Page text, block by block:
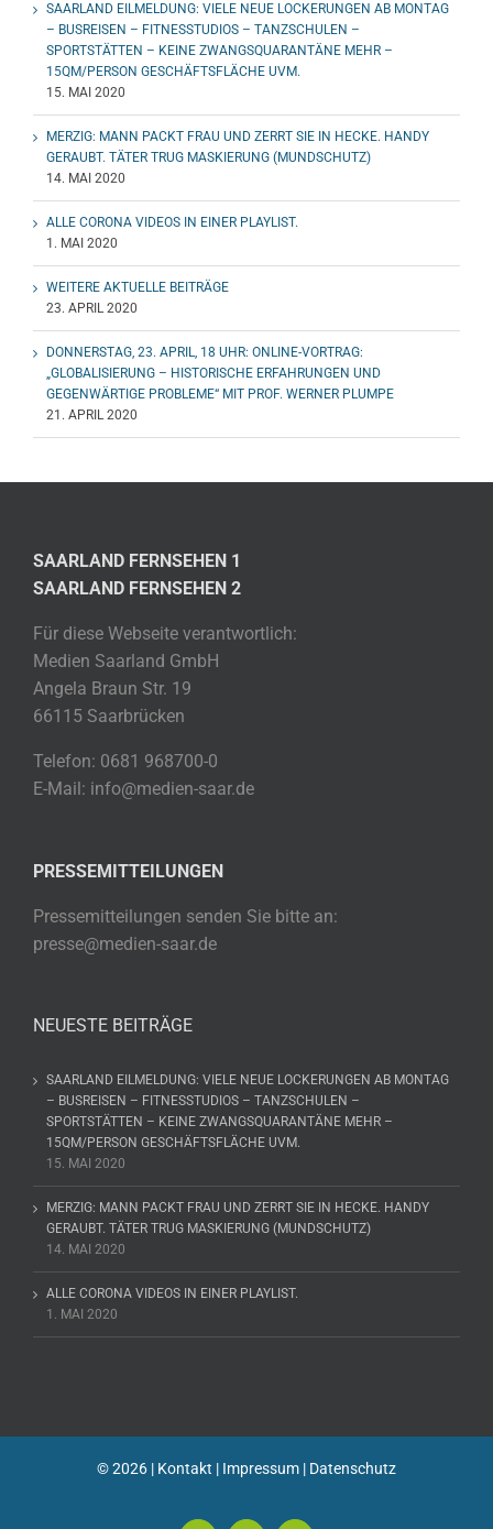
SAARLAND EILMELDUNG: VIELE NEUE LOCKERUNGEN AB MONTAG
– BUSREISEN – FITNESSTUDIOS – TANZSCHULEN –
SPORTSTÄTTEN – KEINE ZWANGSQUARANTÄNE MEHR –
15QM/PERSON GESCHÄFTSFLÄCHE UVM.
15. MAI 2020
MERZIG: MANN PACKT FRAU UND ZERRT SIE IN HECKE. HANDY
GERAUBT. TÄTER TRUG MASKIERUNG (MUNDSCHUTZ)
14. MAI 2020
ALLE CORONA VIDEOS IN EINER PLAYLIST.
1. MAI 2020
WEITERE AKTUELLE BEITRÄGE
23. APRIL 2020
DONNERSTAG, 23. APRIL, 18 UHR: ONLINE-VORTRAG:
„GLOBALISIERUNG – HISTORISCHE ERFAHRUNGEN UND
GEGENWÄRTIGE PROBLEME“ MIT PROF. WERNER PLUMPE
21. APRIL 2020
SAARLAND FERNSEHEN 1
SAARLAND FERNSEHEN 2
Für diese Webseite verantwortlich:
Medien Saarland GmbH
Angela Braun Str. 19
66115 Saarbrücken
Telefon: 0681 968700-0
E-Mail: info@medien-saar.de
PRESSEMITTEILUNGEN
Pressemitteilungen senden Sie bitte an:
presse@medien-saar.de
NEUESTE BEITRÄGE
SAARLAND EILMELDUNG: VIELE NEUE LOCKERUNGEN AB MONTAG
– BUSREISEN – FITNESSTUDIOS – TANZSCHULEN –
SPORTSTÄTTEN – KEINE ZWANGSQUARANTÄNE MEHR –
15QM/PERSON GESCHÄFTSFLÄCHE UVM.
15. MAI 2020
MERZIG: MANN PACKT FRAU UND ZERRT SIE IN HECKE. HANDY
GERAUBT. TÄTER TRUG MASKIERUNG (MUNDSCHUTZ)
14. MAI 2020
ALLE CORONA VIDEOS IN EINER PLAYLIST.
1. MAI 2020
©2026 | Kontakt | Impressum | Datenschutz